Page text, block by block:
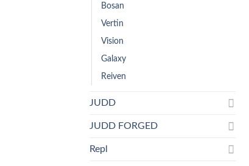
Bosan
Vertin
Vision
Galaxy
Reiven
JUDD
JUDD FORGED
Repl